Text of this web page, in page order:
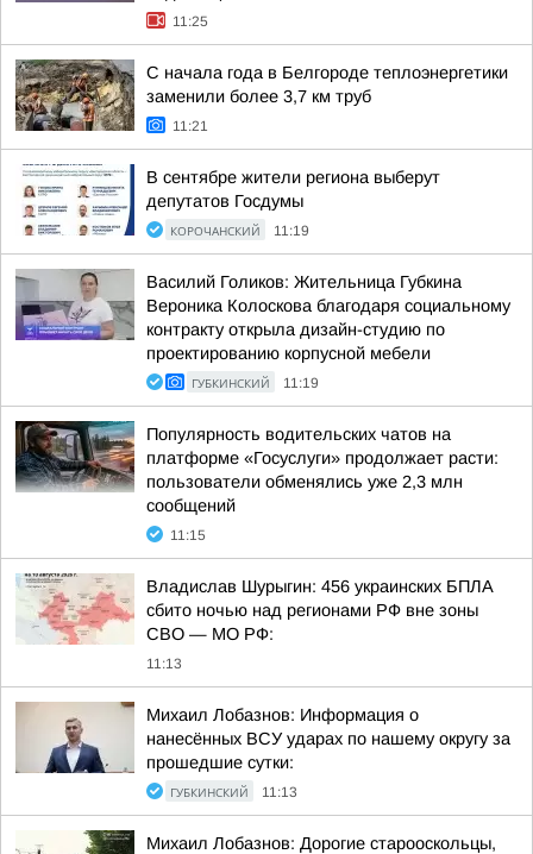
11:25
С начала года в Белгороде теплоэнергетики
заменили более 3,7 км труб
11:21
В сентябре жители региона выберут
депутатов Госдумы
КОРОЧАНСКИЙ 11:19
Василий Голиков: Жительница Губкина
Вероника Колоскова благодаря социальному
контракту открыла дизайн-студию по
проектированию корпусной мебели
ГУБКИНСКИЙ 11:19
Популярность водительских чатов на
платформе «Госуслуги» продолжает расти:
пользователи обменялись уже 2,3 млн
сообщений
11:15
Владислав Шурыгин: 456 украинских БПЛА
сбито ночью над регионами РФ вне зоны
СВО — МО РФ:
11:13
Михаил Лобазнов: Информация о
нанесённых ВСУ ударах по нашему округу за
прошедшие сутки:
ГУБКИНСКИЙ 11:13
Михаил Лобазнов: Дорогие старооскольцы,